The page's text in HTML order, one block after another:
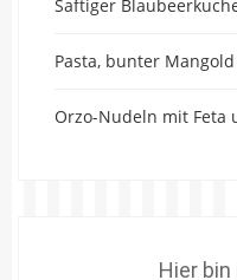
Saftiger
Pasta, bunter
Orzo-Nudeln mit Feta
Hier